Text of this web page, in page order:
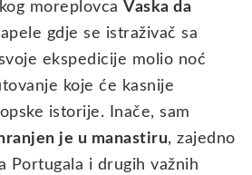
moreplovca Vaska da
gdje se istraživač sa
ekspedicije molio noć
koje će kasnije
istorije. Inače, sam
je u manastiru, zajedno
Portugala i drugih važnih